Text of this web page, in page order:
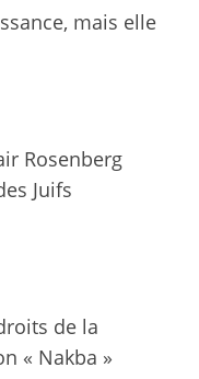
mais elle
Rosenberg
Juifs
de la
« Nakba »